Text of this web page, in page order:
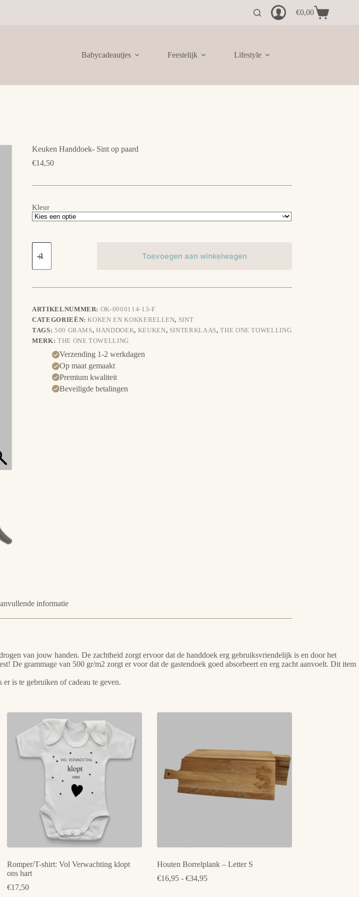
Winkelwagen
€0,00
Babycadeautjes Feestelijk Lifestyle
Keuken Handdoek- Sint op paard
€14,50
Kleur
Keuken
Handdoek-
op
aantal
Toevoegen aan winkelwagen
ARTIKELNUMMER: OK-0000114-13-F
CATEGORIEËN:KOKEN EN KOKKERELLEN, SINT
TAGS: 500 GRAMS,HANDDOEK, KEUKEN, SINTERKLAAS,THE ONE TOWELLING
MERK: THE ONE TOWELLING
Verzending 1-2 werkdagen
Op maat gemaakt
Premium kwaliteit
Beveiligde betalingen
informatie
van jouw handen. De zachtheid zorgt ervoor dat de handdoek erg gebruiksvriendelijk is en door het
De grammage van 500 gr/m2 zorgt er voor dat de gastendoek goed absorbeert en erg zacht aanvoelt. Dit item
is te gebruiken of cadeau te geven.
Romper/T-shirt: Vol Verwachting klopt
ons hart
€17,50
Houten Borrelplank – Letter S
€16,95 - €34,95Prijsklasse: